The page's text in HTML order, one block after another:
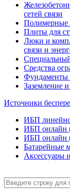
сетей связи
Полимерные
Плиты для
Люки и
связи и
Средства
Фундаменты
Заземление
Источники
ИБП
ИБП онлайн
ИБП онлайн
Батарейные
Аксессуары